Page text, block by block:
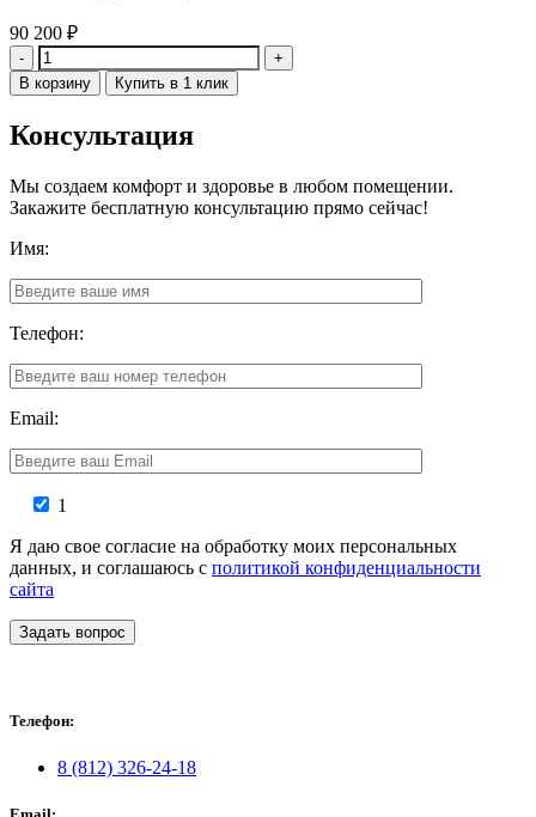
90 200 ₽
Количество
В корзину Купить в 1 клик
Консультация
Мы создаем комфорт и здоровье в любом помещении.
Закажите бесплатную консультацию прямо сейчас!
Имя:
Телефон:
Email:
1
Я даю свое согласие на обработку моих персональных
данных, и соглашаюсь с политикой конфиденциальности
сайта
Задать вопрос
Телефон:
8 (812) 326-24-18